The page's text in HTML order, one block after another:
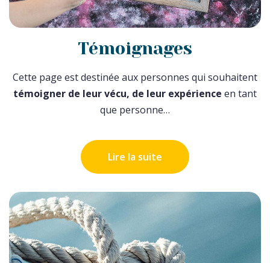
Témoignages
Cette page est destinée aux personnes qui souhaitent
témoigner de leur vécu, de leur expérience en tant
que personne…
Lire la suite